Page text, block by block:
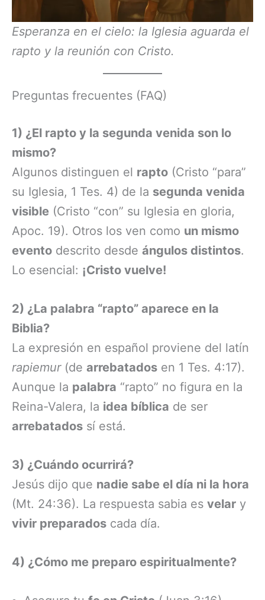
Esperanza en el cielo: la Iglesia aguarda el
rapto y la reunión con Cristo.
Preguntas frecuentes (FAQ)
1) ¿El rapto y la segunda venida son lo
mismo?
Algunos distinguen el rapto (Cristo “para”
su Iglesia, 1 Tes. 4) de la segunda venida
visible (Cristo “con” su Iglesia en gloria,
Apoc. 19). Otros los ven como un mismo
evento descrito desde ángulos distintos.
Lo esencial: ¡Cristo vuelve!
2) ¿La palabra “rapto” aparece en la
Biblia?
La expresión en español proviene del latín
rapiemur(de arrebatados en 1 Tes. 4:17).
Aunque la palabra “rapto” no figura en la
Reina-Valera, la idea bíblica de ser
arrebatados sí está.
3) ¿Cuándo ocurrirá?
Jesús dijo que nadie sabe el día ni la hora
(Mt. 24:36). La respuesta sabia es velar y
vivir preparados cada día.
4) ¿Cómo me preparo espiritualmente?